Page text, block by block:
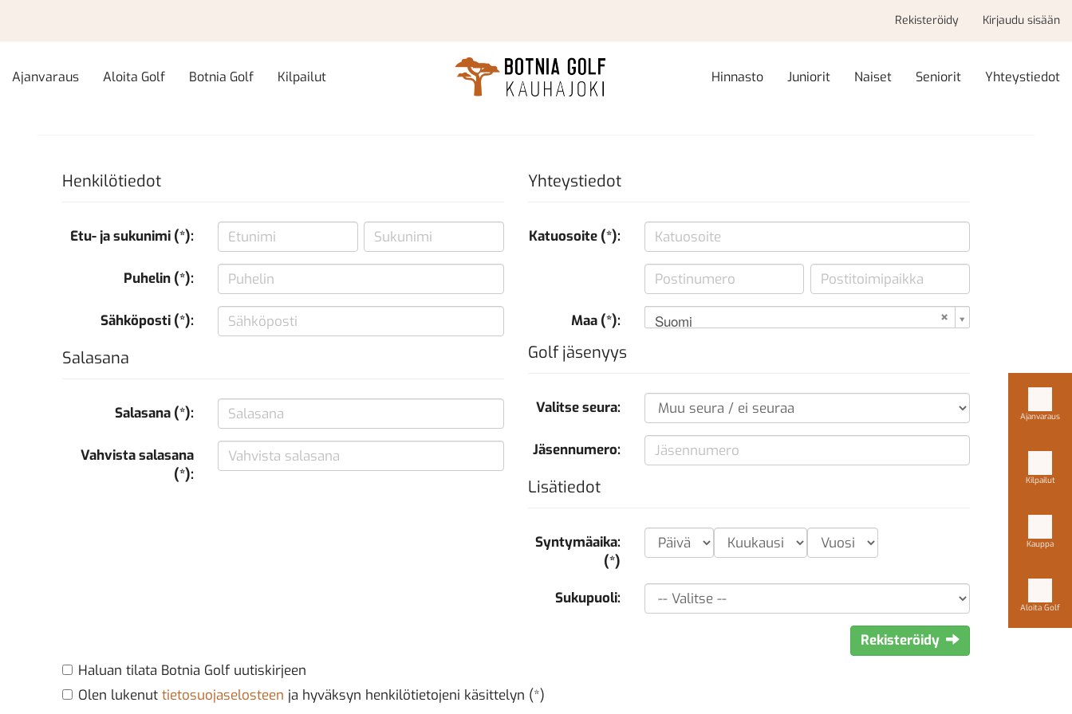
Rekisteröidy Kirjaudu sisään
Ajanvaraus Aloita Golf Botnia Golf Kilpailut Hinnasto Juniorit Naiset Seniorit Yhteystiedot
Ajanvaraus
Kilpailut
Kauppa
Aloita Golf
Henkilötiedot
Etu- ja sukunimi (*):
Puhelin (*):
Sähköposti (*):
Salasana
Salasana (*):
Vahvista salasana
(*):
Yhteystiedot
Katuosoite (*):
Maa (*): Suomi
Golf jäsenyys
Valitse seura:
Jäsennumero:
Lisätiedot
Syntymäaika:
(*)
Sukupuoli:
Rekisteröidy
Haluan tilata Botnia Golf uutiskirjeen
Olen lukenut tietosuojaselosteen ja hyväksyn henkilötietojeni käsittelyn (*)